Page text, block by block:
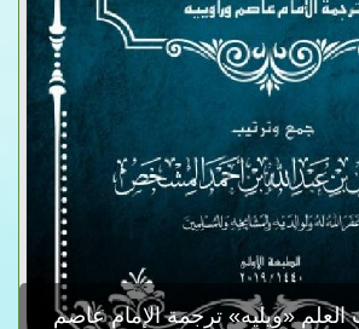
«ويليه» ترجمة الإمام عاصم